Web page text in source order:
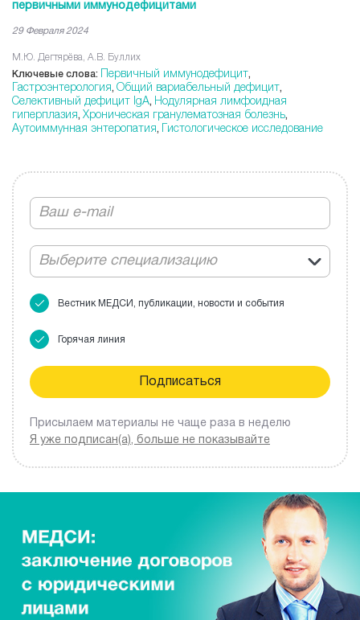
первичными иммунодефицитами
29 Февраля 2024
М.Ю. Дегтярёва, А.В. Буллих
Ключевые слова: Первичный иммунодефицит,
Гастроэнтерология, Общий вариабельный дефицит,
Селективный дефицит IgA, Нодулярная лимфоидная
гиперплазия, Хроническая гранулематозная болезнь,
Аутоиммунная энтеропатия, Гистологическое исследование
Выберите специализацию
Вестник МЕДСИ, публикации, новости и события
Горячая линия
Присылаем материалы не чаще раза в неделю
Я уже подписан(а), больше не показывайте